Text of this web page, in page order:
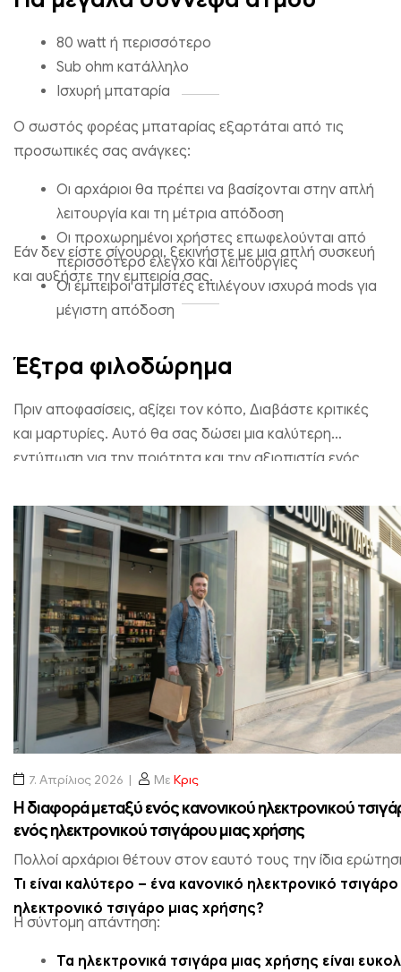
80 watt ή περισσότερο
Sub ohm κατάλληλο
Ισχυρή μπαταρία
Ο σωστός φορέας μπαταρίας εξαρτάται από τις
προσωπικές σας ανάγκες:
Οι αρχάριοι θα πρέπει να βασίζονται στην απλή
λειτουργία και τη μέτρια απόδοση
Οι προχωρημένοι χρήστες επωφελούνται από
περισσότερο έλεγχο και λειτουργίες
Οι έμπειροι ατμιστές επιλέγουν ισχυρά mods για
μέγιστη απόδοση
Εάν δεν είστε σίγουροι, ξεκινήστε με μια απλή συσκευή
και αυξήστε την εμπειρία σας.
Έξτρα φιλοδώρημα
Πριν αποφασίσεις, αξίζει τον κόπο, Διαβάστε κριτικές
και μαρτυρίες. Αυτό θα σας δώσει μια καλύτερη
εντύπωση για την ποιότητα και την αξιοπιστία ενός
7. Απρίλιος 2026 Με Κρις
Η διαφορά μεταξύ ενός κανονικού ηλεκτρονικού
ενός ηλεκτρονικού τσιγάρου μιας χρήσης
Πολλοί αρχάριοι θέτουν στον εαυτό τους την ίδια
Τι είναι καλύτερο – ένα κανονικό ηλεκτρονικό
ηλεκτρονικό τσιγάρο μιας χρήσης?
Η σύντομη απάντηση:
Τα ηλεκτρονικά τσιγάρα μιας χρήσης είναι